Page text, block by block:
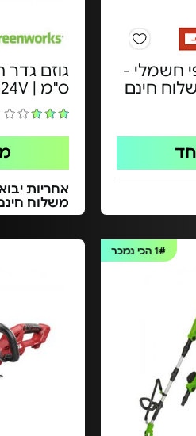
חשמלי -
ס"מ | 24V​
אחריות
משלוח
1#הכי נמכר